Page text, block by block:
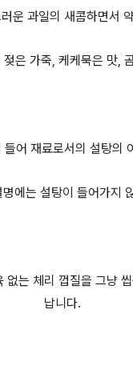
운 과일의 새콤하면서
은 가죽, 케케묵은 맛,
들어 재료로서의 설탕의
에는 설탕이 들어가지
없는 체리 껍질을 그냥
납니다.